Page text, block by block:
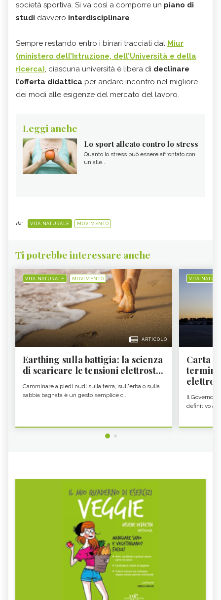
società sportiva. Si va così a comporre un piano di
studi davvero interdisciplinare.
Sempre restando entro i binari tracciati dal Miur
(ministero dell’Istruzione, dell’Università e della
ricerca), ciascuna università è libera di declinare
l’offerta didattica per andare incontro nel migliore
dei modi alle esigenze del mercato del lavoro.
Leggi anche
Lo sport alleato contro lo stress
Quanto lo stress può essere affrontato con
un'alle...
da: VITA NATURALE MOVIMENTO
Ti potrebbe interessare anche
VITA NATURALE MOVIMENTO
ARTICOLO
Earthing sulla battigia: la scienza
di scaricare le tensioni elettrost...
Camminare a piedi nudi sulla terra, sull'erba o sulla
sabbia bagnata è un gesto semplice c...
VITA
Carta
Il Governo
definitivo